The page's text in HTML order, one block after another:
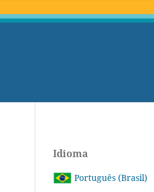
Idioma
Português (Brasil)